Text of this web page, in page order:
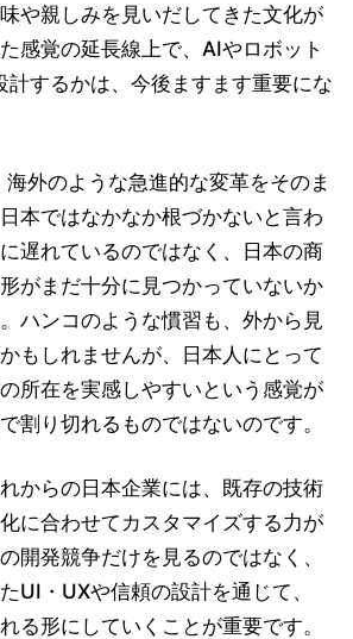
や親しみを見いだしてきた文化が
感覚の延長線上で、AIやロボット
計するかは、今後ますます重要にな
外のような急進的な変革をそのま
本ではなかなか根づかないと言わ
遅れているのではなく、日本の商
がまだ十分に見つかっていないか
ハンコのような慣習も、外から見
もしれませんが、日本人にとって
所在を実感しやすいという感覚が
割り切れるものではないのです。
からの日本企業には、既存の技術
に合わせてカスタマイズする力が
開発競争だけを見るのではなく、
UI・UXや信頼の設計を通じて、
る形にしていくことが重要です。